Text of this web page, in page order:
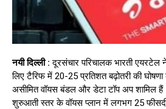
नयी दिल्ली : दूरसंचार परिचालक भारती एयरटेल
लिए टैरिफ में 20-25 प्रतिशत बढ़ोतरी की
असीमित वॉयस बंडल और डेटा टॉप अप शामिल
शुरुआती स्तर के वॉयस प्लान में लगभग 25